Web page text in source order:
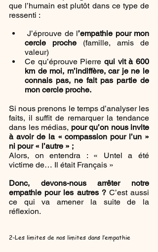
que l’humain est plutôt dans ce type de
ressenti :
J’éprouve de l’empathie pour mon
cercle proche (famille, amis de
valeur)
Ce qu’éprouve Pierre qui vit à 600
km de moi, m’indiffère, car je ne le
connais pas, ne fait pas partie de
mon cercle proche.
Si nous prenons le temps d’analyser les
faits, il suffit de remarquer la tendance
dans les médias, pour qu’on nous invite
à avoir de la « compassion pour l’un »
ni pour « l’autre » ;
Alors, on entendra : « Untel a été
victime de… Il était Français »
Donc, devons-nous arrêter notre
empathie pour les autres ? C’est aussi
ce qui va amener la suite de la
réflexion.
2-Les limites de nos limites dans l’empathie